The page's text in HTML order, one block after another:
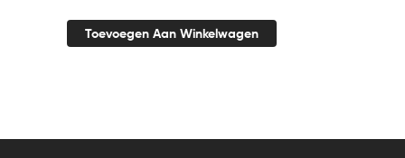
Toevoegen Aan Winkelwagen